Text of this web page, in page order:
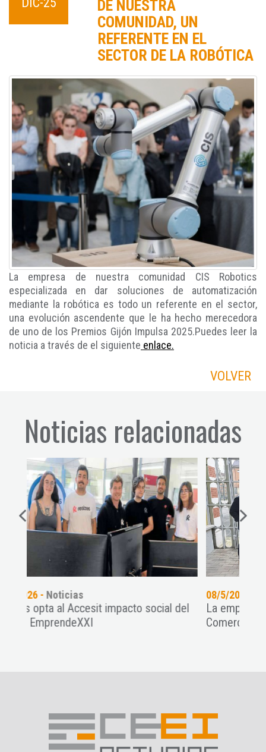
DE NUESTRA
COMUNIDAD, UN
REFERENTE EN EL
SECTOR DE LA ROBÓTICA
La empresa de nuestra comunidad CIS Robotics
especializada en dar soluciones de automatización
mediante la robótica es todo un referente en el sector,
una evolución ascendente que le ha hecho merecedora
de uno de los Premios Gijón Impulsa 2025.Puedes leer la
noticia a través de el siguiente enlace.
VOLVER
Noticias relacionadas
del
08/5/2026 -
La empresa ROOM 2030 en el diario El
Comercio